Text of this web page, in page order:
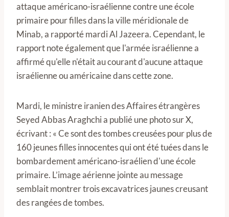
attaque américano-israélienne contre une école
primaire pour filles dans la ville méridionale de
Minab, a rapporté mardi Al Jazeera. Cependant, le
rapport note également que l'armée israélienne a
affirmé qu'elle n'était au courant d'aucune attaque
israélienne ou américaine dans cette zone.
Mardi, le ministre iranien des Affaires étrangères
Seyed Abbas Araghchi a publié une photo sur X,
écrivant : « Ce sont des tombes creusées pour plus de
160 jeunes filles innocentes qui ont été tuées dans le
bombardement américano-israélien d'une école
primaire. L’image aérienne jointe au message
semblait montrer trois excavatrices jaunes creusant
des rangées de tombes.